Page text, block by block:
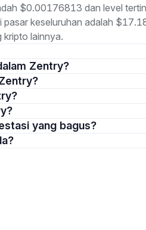
$0.00176813 dan level
keseluruhan adalah
lainnya.
Zentry?
yang bagus?